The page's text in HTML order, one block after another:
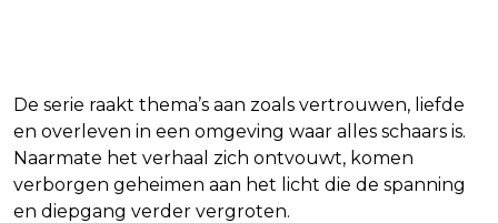
De serie raakt thema’s aan zoals vertrouwen, liefde
en overleven in een omgeving waar alles schaars is.
Naarmate het verhaal zich ontvouwt, komen
verborgen geheimen aan het licht die de spanning
en diepgang verder vergroten.